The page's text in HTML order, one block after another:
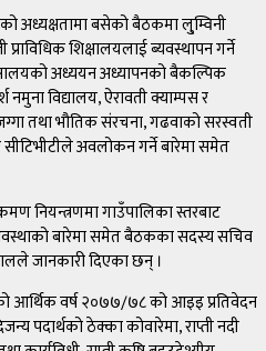
अध्यक्षतामा बसेको बैठकमा लु्म्विनी
शिक्षालयलाई ब्यवस्थापन गर्ने
अध्ययन अध्यापनको बैकल्पिक
विद्यालय, ऐरावती क्याम्पस र
तथा भौतिक संरचना, गढवाको सरस्वती
सीटिभीटीले अवलोकन गर्ने बारेमा समेत
नियन्त्रणमा गाउँपालिका स्तरबाट
बारेमा समेत बैठकका सदस्य सचिव
जानकारी दिएका छन् ।
आर्थिक वर्ष २०७७/७८ को आइइ प्रतिवेदन
पदार्थको ठेक्का कोवारेमा, राप्ती नदी